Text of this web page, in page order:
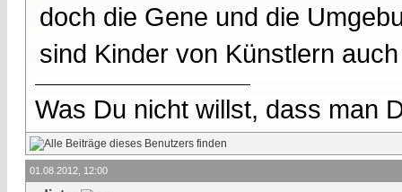
doch die Gene und die
sind Kinder von Künstlern
Was Du nicht willst, dass man
01.08.2012, 12:00